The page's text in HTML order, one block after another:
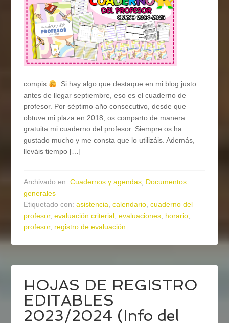
compis
. Si hay algo que destaque en mi blog justo
antes de llegar septiembre, eso es el cuaderno de
profesor. Por séptimo año consecutivo, desde que
obtuve mi plaza en 2018, os comparto de manera
gratuita mi cuaderno del profesor. Siempre os ha
gustado mucho y me consta que lo utilizáis. Además,
lleváis tiempo […]
Archivado en:Cuadernos y agendas, Documentos
generales
Etiquetado con:asistencia,calendario,cuaderno del
profesor,evaluación criterial,evaluaciones, horario,
profesor, registro de evaluación
HOJAS DE REGISTRO
EDITABLES
2023/2024 (Info del